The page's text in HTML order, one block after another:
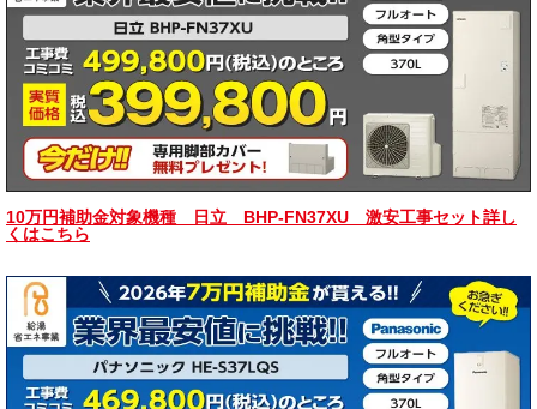
10万円補助金対象機種 日立 BHP-FN37XU 激安工事セット詳し
くはこちら